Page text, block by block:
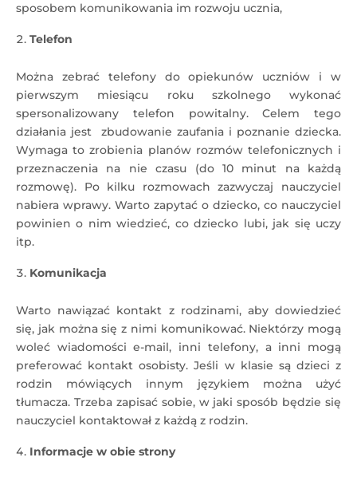
sposobem komunikowania im rozwoju ucznia,
Telefon
Można zebrać telefony do opiekunów uczniów i w
pierwszym miesiącu roku szkolnego wykonać
spersonalizowany telefon powitalny. Celem tego
działania jest zbudowanie zaufania i poznanie dziecka.
Wymaga to zrobienia planów rozmów telefonicznych i
przeznaczenia na nie czasu (do 10 minut na każdą
rozmowę). Po kilku rozmowach zazwyczaj nauczyciel
nabiera wprawy. Warto zapytać o dziecko, co nauczyciel
powinien o nim wiedzieć, co dziecko lubi, jak się uczy
itp.
Komunikacja
Warto nawiązać kontakt z rodzinami, aby dowiedzieć
się, jak można się z nimi komunikować. Niektórzy mogą
woleć wiadomości e-mail, inni telefony, a inni mogą
preferować kontakt osobisty. Jeśli w klasie są dzieci z
rodzin mówiących innym językiem można użyć
tłumacza. Trzeba zapisać sobie, w jaki sposób będzie się
nauczyciel kontaktował z każdą z rodzin.
Informacje w obie strony